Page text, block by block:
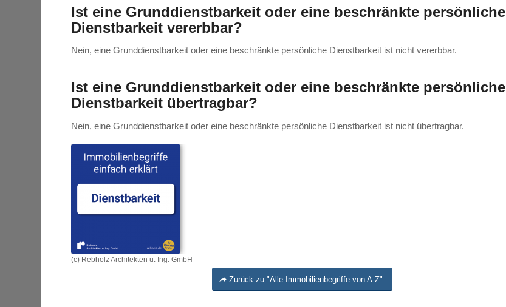
Ist eine Grunddienstbarkeit oder eine beschränkte persönliche
Dienstbarkeit vererbbar?
Nein, eine Grunddienstbarkeit oder eine beschränkte persönliche Dienstbarkeit ist nicht vererbbar.
Ist eine Grunddienstbarkeit oder eine beschränkte persönliche
Dienstbarkeit übertragbar?
Nein, eine Grunddienstbarkeit oder eine beschränkte persönliche Dienstbarkeit ist nicht übertragbar.
(c) Rebholz Architekten u. Ing. GmbH
Zurück zu "Alle Immobilienbegriffe von A-Z"